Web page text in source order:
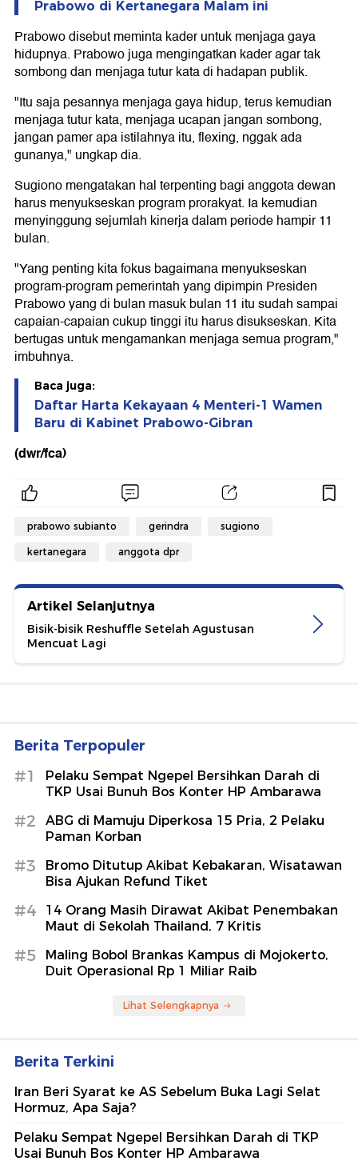
Prabowo di Kertanegara Malam ini
Prabowo disebut meminta kader untuk menjaga gaya
hidupnya. Prabowo juga mengingatkan kader agar tak
sombong dan menjaga tutur kata di hadapan publik.
"Itu saja pesannya menjaga gaya hidup, terus kemudian
menjaga tutur kata, menjaga ucapan jangan sombong,
jangan pamer apa istilahnya itu, flexing, nggak ada
gunanya," ungkap dia.
Sugiono mengatakan hal terpenting bagi anggota dewan
harus menyukseskan program prorakyat. Ia kemudian
menyinggung sejumlah kinerja dalam periode hampir 11
bulan.
"Yang penting kita fokus bagaimana menyukseskan
program-program pemerintah yang dipimpin Presiden
Prabowo yang di bulan masuk bulan 11 itu sudah sampai
capaian-capaian cukup tinggi itu harus disukseskan. Kita
bertugas untuk mengamankan menjaga semua program,"
imbuhnya.
Baca juga:
Daftar Harta Kekayaan 4 Menteri-1 Wamen
Baru di Kabinet Prabowo-Gibran
(dwr/fca)
prabowo subianto gerindra sugiono
kertanegara anggota dpr
Artikel Selanjutnya
Bisik-bisik Reshuffle Setelah Agustusan
Mencuat Lagi
Berita Terpopuler
#1
Pelaku Sempat Ngepel Bersihkan Darah di
TKP Usai Bunuh Bos Konter HP Ambarawa
#2
ABG di Mamuju Diperkosa 15 Pria, 2 Pelaku
Paman Korban
#3
Bromo Ditutup Akibat Kebakaran, Wisatawan
Bisa Ajukan Refund Tiket
#4
14 Orang Masih Dirawat Akibat Penembakan
Maut di Sekolah Thailand, 7 Kritis
#5
Maling Bobol Brankas Kampus di Mojokerto,
Duit Operasional Rp 1 Miliar Raib
Lihat Selengkapnya
Berita Terkini
Iran Beri Syarat ke AS Sebelum Buka Lagi Selat
Hormuz, Apa Saja?
Pelaku Sempat Ngepel Bersihkan Darah di TKP
Usai Bunuh Bos Konter HP Ambarawa